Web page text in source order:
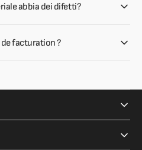
abbia dei difetti?
facturation ?